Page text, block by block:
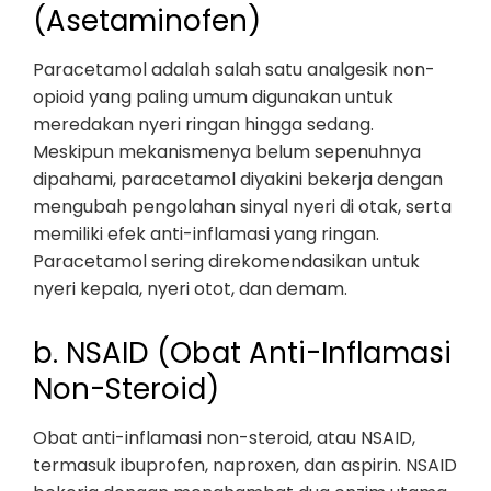
(Asetaminofen)
Paracetamol adalah salah satu analgesik non-
opioid yang paling umum digunakan untuk
meredakan nyeri ringan hingga sedang.
Meskipun mekanismenya belum sepenuhnya
dipahami, paracetamol diyakini bekerja dengan
mengubah pengolahan sinyal nyeri di otak, serta
memiliki efek anti-inflamasi yang ringan.
Paracetamol sering direkomendasikan untuk
nyeri kepala, nyeri otot, dan demam.
b. NSAID (Obat Anti-Inflamasi
Non-Steroid)
Obat anti-inflamasi non-steroid, atau NSAID,
termasuk ibuprofen, naproxen, dan aspirin. NSAID